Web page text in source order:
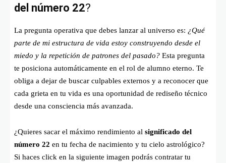
del número 22?
La pregunta operativa que debes lanzar al universo es: ¿Qué
parte de mi estructura de vida estoy construyendo desde el
miedo y la repetición de patrones del pasado? Esta pregunta
te posiciona automáticamente en el rol de alumno eterno. Te
obliga a dejar de buscar culpables externos y a reconocer que
cada grieta en tu vida es una oportunidad de rediseño técnico
desde una consciencia más avanzada.
¿Quieres sacar el máximo rendimiento al significado del
número 22 en tu fecha de nacimiento y tu cielo astrológico?
Si haces click en la siguiente imagen podrás contratar tu